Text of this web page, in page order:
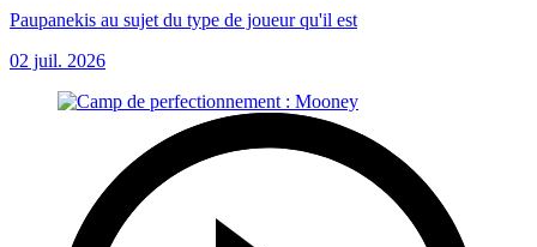
Paupanekis au sujet du type de joueur qu'il est
02 juil. 2026